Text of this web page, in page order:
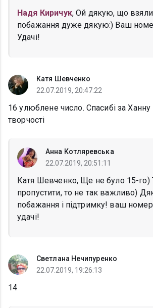
Надя Киричук, Ой дякую, що взяли
побажання дуже дякую:) Ваш
Удачі!
Катя Шевченко
22.07.2019, 20:47:22
16 улюблене число. Спасибі за Ханну
творчості
Анна Котляревська
22.07.2019, 20:51:11
Катя Шевченко, Ще не було 15-
пропустити, то не так важливо)
побажання і підтримку! ваш
удачі!
Светлана Нечипуренко
22.07.2019, 19:26:13
14